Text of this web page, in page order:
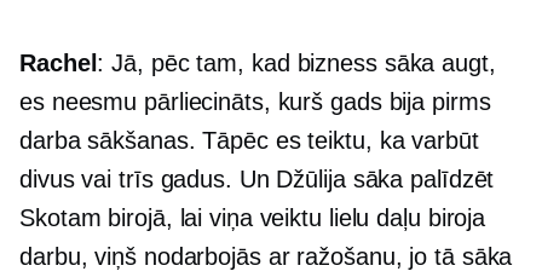
Rachel : Jā, pēc tam, kad bizness sāka augt,
es neesmu pārliecināts, kurš gads bija pirms
darba sākšanas. Tāpēc es teiktu, ka varbūt
divus vai trīs gadus. Un Džūlija sāka palīdzēt
Skotam birojā, lai viņa veiktu lielu daļu biroja
darbu, viņš nodarbojās ar ražošanu, jo tā sāka